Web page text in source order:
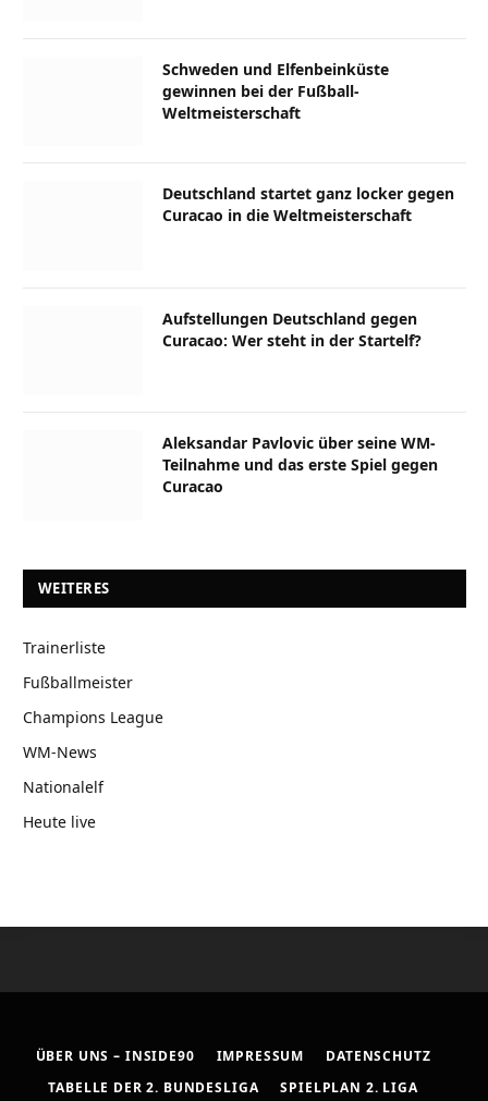
Schweden und Elfenbeinküste
gewinnen bei der Fußball-
Weltmeisterschaft
Deutschland startet ganz locker gegen
Curacao in die Weltmeisterschaft
Aufstellungen Deutschland gegen
Curacao: Wer steht in der Startelf?
Aleksandar Pavlovic über seine WM-
Teilnahme und das erste Spiel gegen
Curacao
WEITERES
Trainerliste
Fußballmeister
Champions League
WM-News
Nationalelf
Heute live
ÜBER UNS – INSIDE90 IMPRESSUM
DATENSCHUTZ
TABELLE DER 2. BUNDESLIGA
SPIELPLAN 2. LIGA